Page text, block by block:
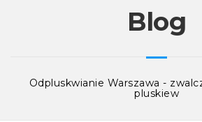
Blog
Odpluskwianie Warszawa -
pluskiew